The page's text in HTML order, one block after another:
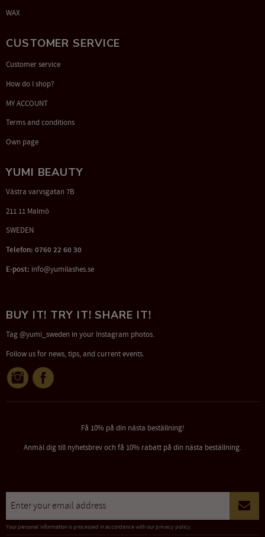
WAX
CUSTOMER SERVICE
Customer service
How do I shop?
MY ACCOUNT
Terms and conditions
Own page
YUMI BEAUTY
Västra varvsgatan 7B
211 11 Malmö
SWEDEN
Telefon: 0760 22 60 30
E-post: info@yumilashes.se
BUY IT! TRY IT! SHARE IT!
Tag @yumi_sweden in your Instagram photos.
Follow us for news, tips, and current events.
Få 10% på din nästa beställning!
Anmäl dig till nyhetsbrev och få 10% rabatt på din nästa beställning.
Your personal information is processed in accordance with ourprivacy policy.